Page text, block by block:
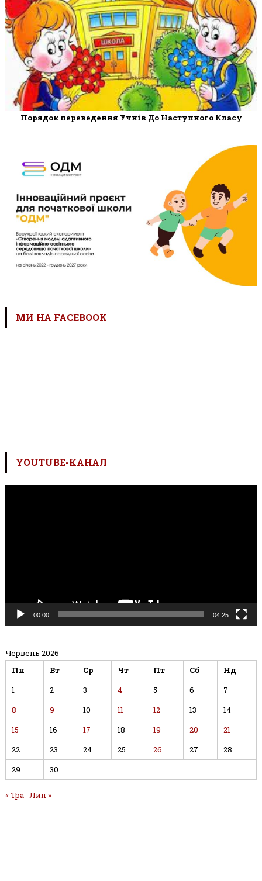
Порядок переведення Учнів До Наступного Класу
МИ НА FACEBOOK
YOUTUBE-КАНАЛ
00:00 04:25
Червень 2026
Пн
Вт Ср Чт Пт Сб
Нд
1
2 3 4 5 6
7
8
9 10 11 12 13
14
15
16 17 18 19 20
21
22
23 24 25 26 27
28
29
30
« Тра Лип »